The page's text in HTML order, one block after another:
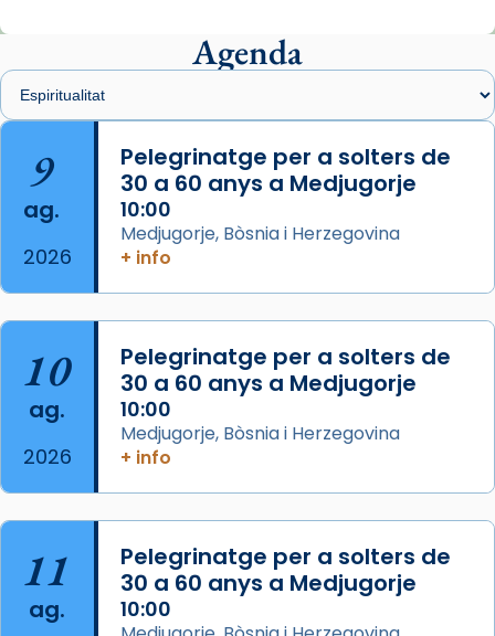
presidit aquest 27 de juliol la missa de Les
Santes de Mataró.
🔗
📸 J. Merino
Photo
View on Facebook ·
de Barcelona.
Aquest dilluns, 27 de juliol, ha tingut lloc la
missa d’acció de gràcies en agraïment al
comitè organitzador de la visita apostòlica
del Sant Pare Lleó XIV a Barcelona, i als
col·laboradors, a la Catedral de Barcelona.
L’arquebisbe de Barcelona, el cardenal Joan
Josep Omella, ha presidit la missa i l’ha
concelebrat el bisbe auxiliar de Barcelona,
Mons. David Abadías.
📸 Dr. G. Simón
Agenda
9
ag.
2026
Pelegrinatge per a solters de
30 a 60 anys a Medjugorje
10:00
Medjugorje, Bòsnia i Herzegovina
+ info
10
ag.
2026
Pelegrinatge per a solters de
30 a 60 anys a Medjugorje
10:00
Medjugorje, Bòsnia i Herzegovina
+ info
11
ag.
Pelegrinatge per a solters de
30 a 60 anys a Medjugorje
10:00